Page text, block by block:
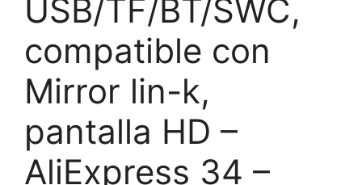
USB/TF/BT/SWC,
compatible con
Mirror lin-k,
pantalla HD –
AliExpress 34 –